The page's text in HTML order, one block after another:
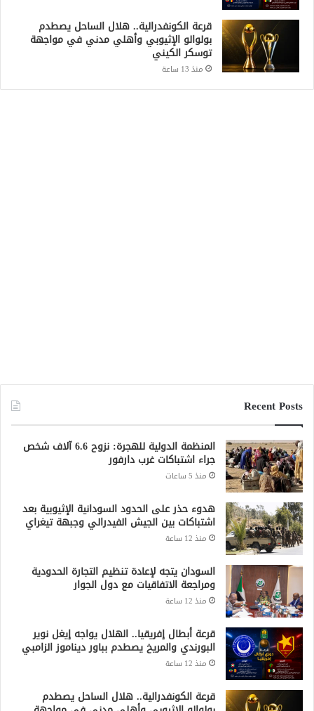
قرعة الكونفدرالية.. هلال الساحل يصطدم
بولوالو الإثيوبي وأهلي مدني في مواجهة
توسكر الكيني
منذ 13 ساعة
Recent Posts
المنظمة الدولية للهجرة: نزوح 6.6 آلاف شخص
جراء اشتباكات غرب دارفور
منذ 5 ساعات
هدوء حذر على الحدود السودانية الإثيوبية بعد
اشتباكات بين الجيش الفيدرالي وجبهة تيغراي
منذ 12 ساعة
السودان يتجه لإعادة تنظيم التجارة الحدودية
ومراجعة الاتفاقيات مع دول الجوار
منذ 12 ساعة
قرعة أبطال إفريقيا.. الهلال يواجه إيغل نوير
البورندي والمريخ يصطدم بباور ديناموز الزامبي
منذ 12 ساعة
قرعة الكونفدرالية.. هلال الساحل يصطدم